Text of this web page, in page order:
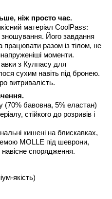
ніж просто час.
матеріал CoolPass:
зношування. Його завдання
разом із тілом, не
моменти.
з Кулпасу для
сухим навіть під бронею.
витривалість.
(70% бавовна, 5% еластан)
стійкого до розривів і
кишені на блискавках,
MOLLE під шеврони,
навісне спорядження.
якість)